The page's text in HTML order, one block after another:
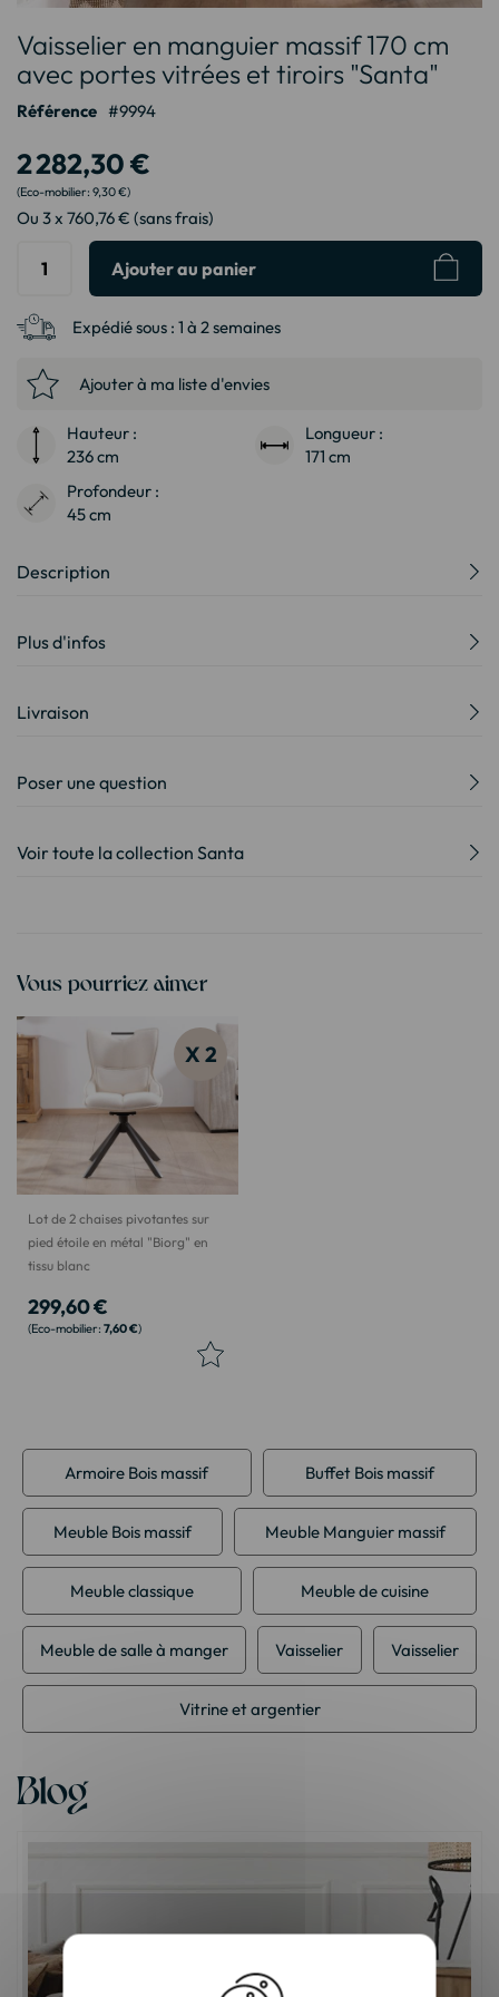
au
début
de
la
d’images
Vaisselier en manguier massif 170 cm
avec portes vitrées et tiroirs "Santa"
Référence 9994
2 282,30 €
9,30 €
Ou 3 x 760,76 € (sans frais)
Ajouter au panier
Expédié sous : 1 à 2 semaines
Ajouter à ma liste d'envies
Hauteur :
236 cm
Longueur :
171 cm
Profondeur :
45 cm
Description
Plus d'infos
Livraison
Poser une question
Voir toute la collection Santa
Vous pourriez aimer
X 2
Lot de 2 chaises pivotantes sur
pied étoile en métal "Biorg" en
tissu blanc
299,60 €
7,60 €
Armoire Bois massif Buffet Bois massif
Meuble Bois massif Meuble Manguier massif
Meuble classique Meuble de cuisine
Meuble de salle à manger Vaisselier Vaisselier
Vitrine et argentier
Blog